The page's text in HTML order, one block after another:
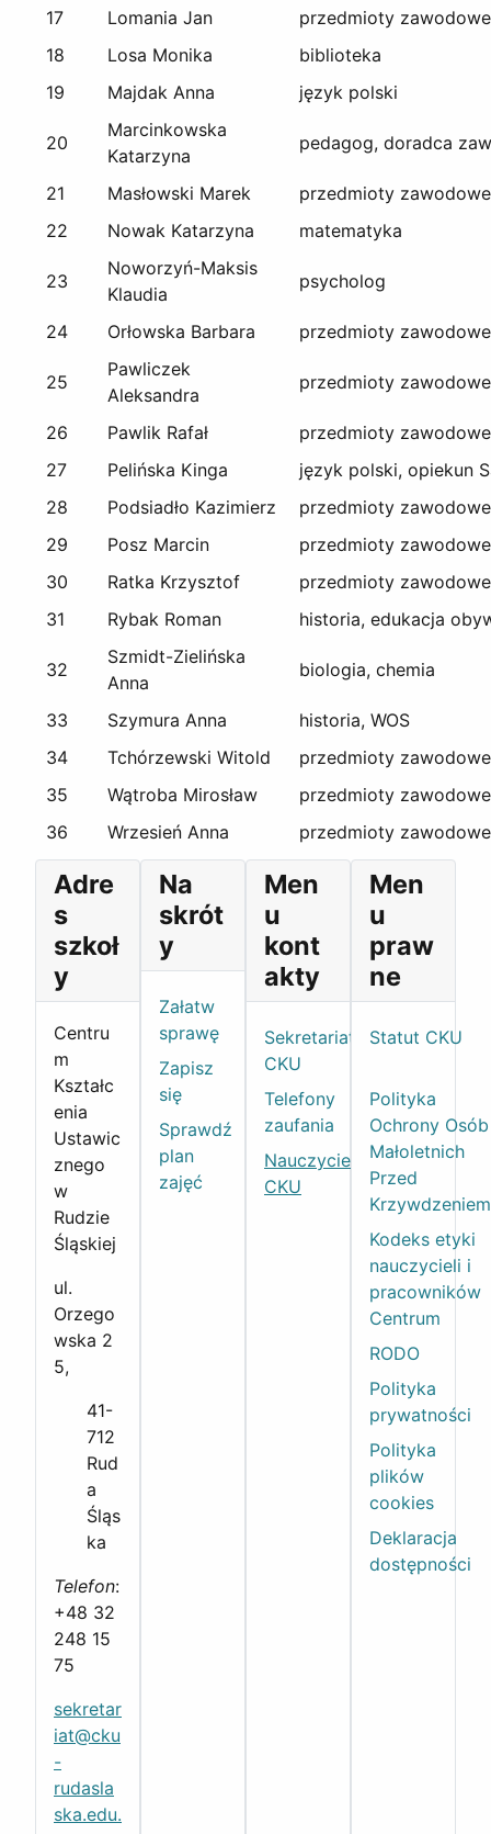
17
Lomania Jan
przedmioty zawodowe
18
Losa Monika
biblioteka
19
Majdak Anna język polski
20
Marcinkowska
Katarzyna
pedagog, doradca
21 Masłowski Marek
przedmioty zawodowe
22
Nowak Katarzyna matematyka
23
Noworzyń-Maksis
Klaudia
psycholog
24 Orłowska Barbara przedmioty zawodowe
25
Pawliczek
Aleksandra
przedmioty zawodowe
26 Pawlik Rafał
przedmioty zawodowe
27
Pelińska Kinga
język polski, opiekun
28
Podsiadło Kazimierz
przedmioty zawodowe
29
Posz Marcin
przedmioty zawodowe
30
Ratka Krzysztof
przedmioty zawodowe
31
Rybak Roman historia, edukacja
32
Szmidt-Zielińska
Anna
biologia, chemia
33 Szymura Anna
historia, WOS
34
Tchórzewski Witold
przedmioty zawodowe
35
Wątroba Mirosław
przedmioty zawodowe
36
Wrzesień Anna przedmioty zawodowe
Adre
s
szkoł
y
Centru
m
Kształc
enia
Ustawic
znego
w
Rudzie
Śląskiej
ul.
Orzego
wska 2
5,
41-
712
Rud
a
Śląs
ka
Telefon:
+48 32
248 15
75
sekretar
iat@cku
-
rudasla
ska.edu.
Na
skrót
y
Załatw
sprawę
Zapisz
się
Sprawdź
plan
zajęć
Men
u
kont
akty
Sekretariat
CKU
Telefony
zaufania
Nauczyciele
CKU
Men
u
praw
ne
Statut CKU
Polityka
Ochrony Osób
Małoletnich
Przed
Krzywdzeniem
Kodeks etyki
nauczycieli i
pracowników
Centrum
RODO
Polityka
prywatności
Polityka
plików
cookies
Deklaracja
dostępności